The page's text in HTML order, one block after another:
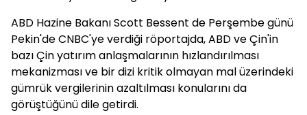
ABD Hazine Bakanı Scott Bessent de Perşembe günü
Pekin'de CNBC'ye verdiği röportajda, ABD ve Çin'in
bazı Çin yatırım anlaşmalarının hızlandırılması
mekanizması ve bir dizi kritik olmayan mal üzerindeki
gümrük vergilerinin azaltılması konularını da
görüştüğünü dile getirdi.